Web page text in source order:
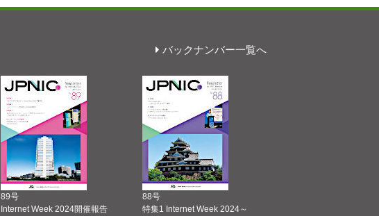
バックナンバー一覧へ
89号
Internet Week 2024開催報告
88号
特集1 Internet Week 2024～